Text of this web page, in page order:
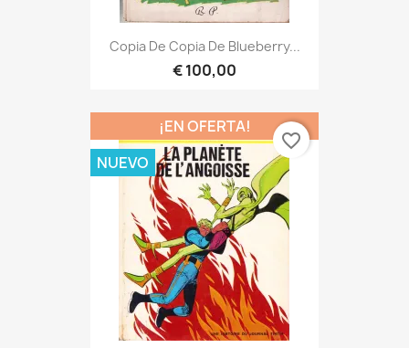
Copia De Copia De Blueberry...
€ 100,00
¡EN OFERTA!
NUEVO
favorite_border